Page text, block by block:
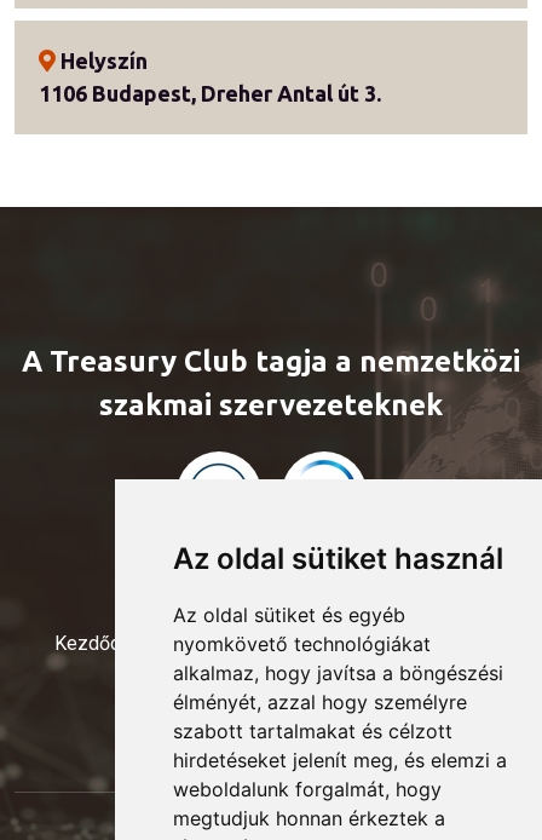
Az oldal sütiket használ
Az oldal sütiket és egyéb
nyomkövető technológiákat
alkalmaz, hogy javítsa a böngészési
élményét, azzal hogy személyre
szabott tartalmakat és célzott
hirdetéseket jelenít meg, és elemzi a
weboldalunk forgalmát, hogy
megtudjuk honnan érkeztek a
Helyszín
1106 Budapest, Dreher Antal út 3.
A Treasury Club tagja a nemzetközi
szakmai szervezeteknek
Kezdőoldal Események Tagok
Elnökség
Kapcsolat